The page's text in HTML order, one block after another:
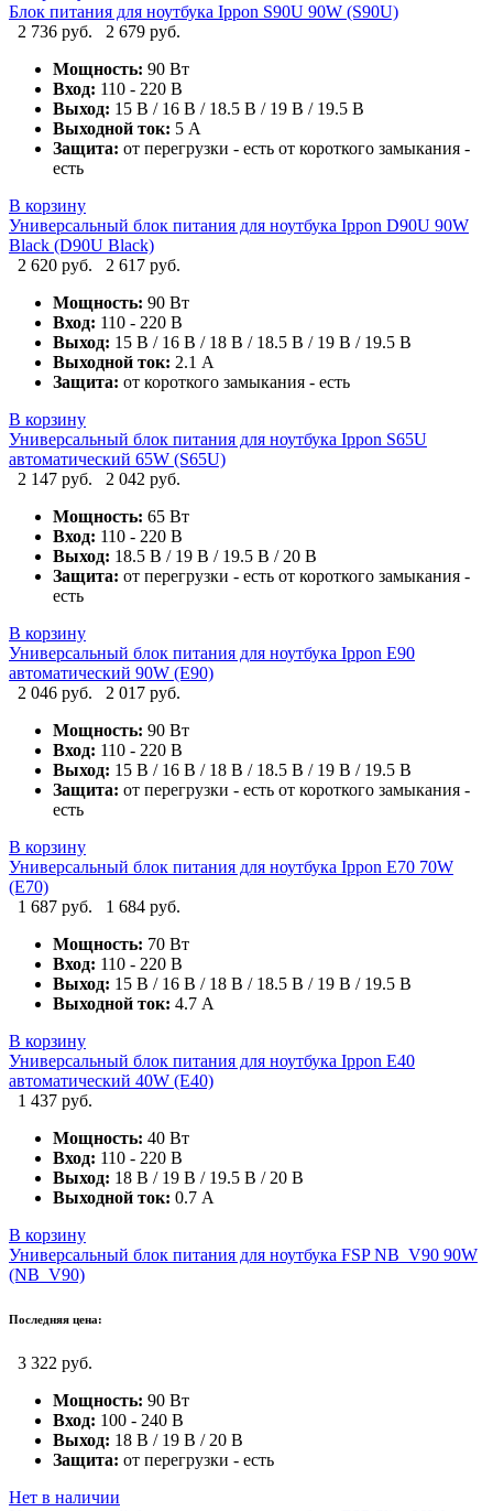
Блок питания для ноутбука Ippon S90U 90W (S90U)
2 736 руб.
2 679 руб.
Мощность: 90 Вт
Вход: 110 - 220 В
Выход: 15 В / 16 В / 18.5 В / 19 В / 19.5 В
Выходной ток: 5 А
Защита: от перегрузки - есть от короткого замыкания -
есть
В корзину
Универсальный блок питания для ноутбука Ippon D90U 90W
Black (D90U Black)
2 620 руб.
2 617 руб.
Мощность: 90 Вт
Вход: 110 - 220 В
Выход: 15 В / 16 В / 18 В / 18.5 В / 19 В / 19.5 В
Выходной ток: 2.1 А
Защита: от короткого замыкания - есть
В корзину
Универсальный блок питания для ноутбука Ippon S65U
автоматический 65W (S65U)
2 147 руб.
2 042 руб.
Мощность: 65 Вт
Вход: 110 - 220 В
Выход: 18.5 В / 19 В / 19.5 В / 20 В
Защита: от перегрузки - есть от короткого замыкания -
есть
В корзину
Универсальный блок питания для ноутбука Ippon E90
автоматический 90W (E90)
2 046 руб.
2 017 руб.
Мощность: 90 Вт
Вход: 110 - 220 В
Выход: 15 В / 16 В / 18 В / 18.5 В / 19 В / 19.5 В
Защита: от перегрузки - есть от короткого замыкания -
есть
В корзину
Универсальный блок питания для ноутбука Ippon E70 70W
(E70)
1 687 руб.
1 684 руб.
Мощность: 70 Вт
Вход: 110 - 220 В
Выход: 15 В / 16 В / 18 В / 18.5 В / 19 В / 19.5 В
Выходной ток: 4.7 А
В корзину
Универсальный блок питания для ноутбука Ippon E40
автоматический 40W (E40)
1 437 руб.
Мощность: 40 Вт
Вход: 110 - 220 В
Выход: 18 В / 19 В / 19.5 В / 20 В
Выходной ток: 0.7 А
В корзину
Универсальный блок питания для ноутбука FSP NB_V90 90W
(NB_V90)
Последняя цена:
3 322 руб.
Мощность: 90 Вт
Вход: 100 - 240 В
Выход: 18 В / 19 В / 20 В
Защита: от перегрузки - есть
Нет в наличии